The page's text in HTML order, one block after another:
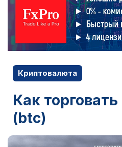
Криптовалюта
Как
(btc)